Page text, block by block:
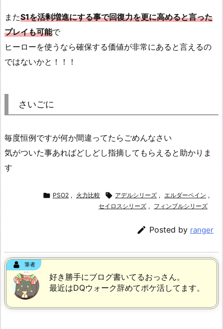
またS1を活剰増進にする事で回復力を更に高めると言った
プレイも可能で
ヒーローを使うなら確保する価値が非常にあると言えるの
ではないかと！！！
さいごに
毎度恒例ですが何か間違ってたらごめんなさい
気がついた事あればどしどし指摘してもらえると助かりま
す
 PSO2 , 火力比較  アデルシリーズ , エルダーペイン ,
セイロスシリーズ , フィンブルシリーズ
 Posted by ranger
筆者
好き勝手にブログ書いてるおっさん。
最近はDQウォーク辞めてポケ活してます。